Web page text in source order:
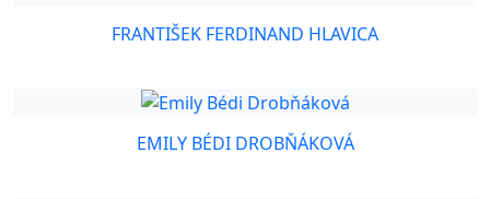
FRANTIŠEK FERDINAND HLAVICA
EMILY BÉDI DROBŇÁKOVÁ